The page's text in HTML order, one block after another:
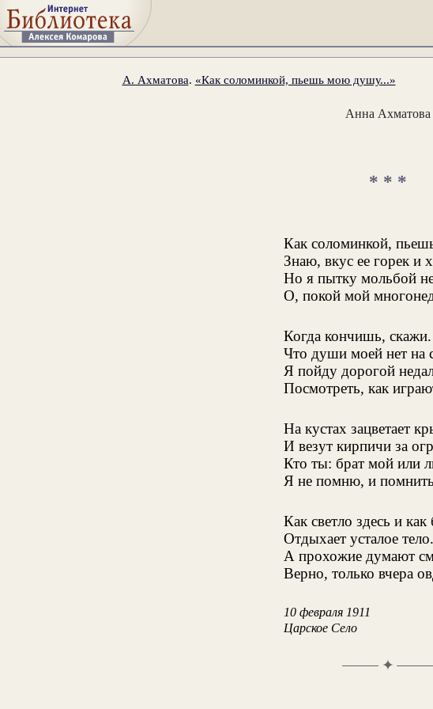
А. Ахматова. «Как соломинкой, пьешь мою душу...»
Анна Ахматова
* * *
Как соломинкой,
Знаю, вкус ее горек и
Но я пытку мольбой
О, покой мой
Когда кончишь,
Что души моей нет на
Я пойду дорогой
Посмотреть, как
На кустах зацветает
И везут кирпичи за
Кто ты: брат мой или
Я не помню, и
Как светло здесь и
Отдыхает усталое
А прохожие думают
Верно, только вчера
10 февраля 1911
Царское Село
✦